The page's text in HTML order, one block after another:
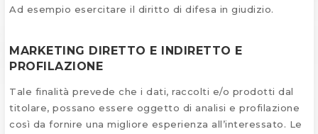
Ad esempio esercitare il diritto di difesa in giudizio.
MARKETING DIRETTO E INDIRETTO E
PROFILAZIONE
Tale finalità prevede che i dati, raccolti e/o prodotti dal
titolare, possano essere oggetto di analisi e profilazione
così da fornire una migliore esperienza all’interessato. Le